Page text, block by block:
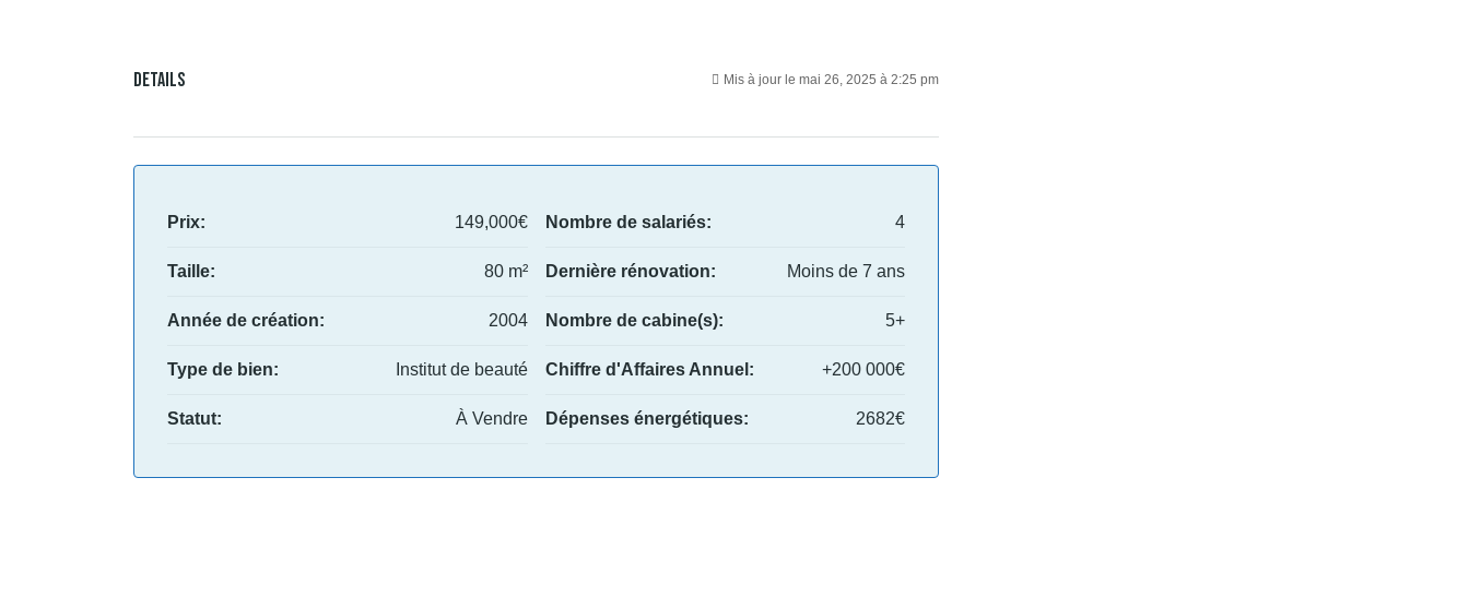
Details Mis à jour le mai 26, 2025 à 2:25 pm
Prix: 149,000€
Taille: 80 m²
Année de création: 2004
Type de bien: Institut de beauté
Statut: À Vendre
Nombre de salariés: 4
Dernière rénovation: Moins de 7 ans
Nombre de cabine(s): 5+
Chiffre d'Affaires Annuel: +200 000€
Dépenses énergétiques: 2682€